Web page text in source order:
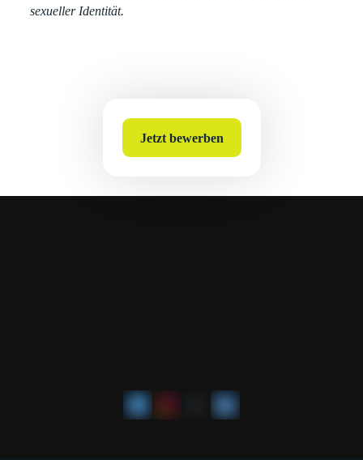
sexueller Identität.
Jetzt bewerben